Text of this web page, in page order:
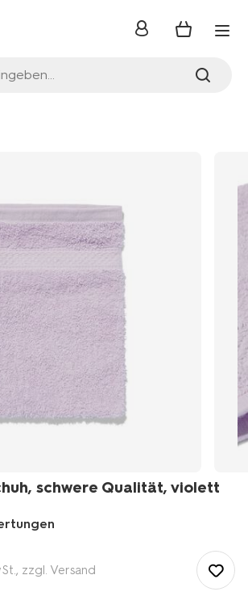
Anmelden
schwere Qualität, violett
handtuecher/waschhandschuh-
zzgl. Versand